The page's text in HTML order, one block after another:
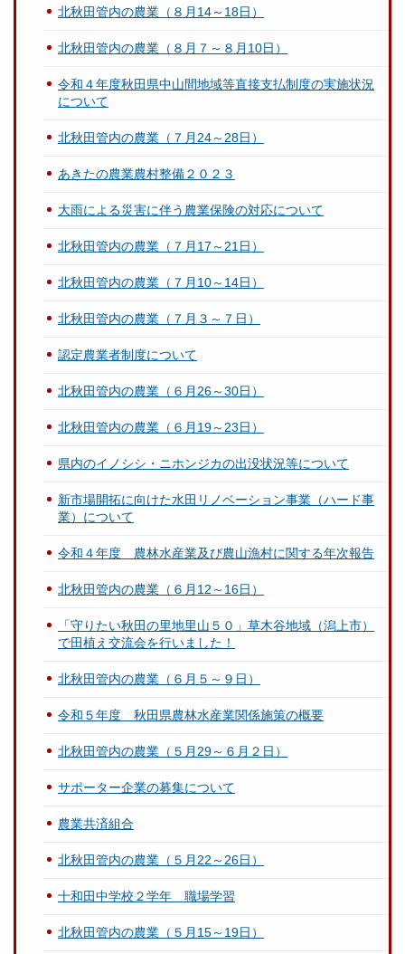
北秋田管内の農業（８月14～18日）
北秋田管内の農業（８月７～８月10日）
令和４年度秋田県中山間地域等直接支払制度の実施状況
について
北秋田管内の農業（７月24～28日）
あきたの農業農村整備２０２３
大雨による災害に伴う農業保険の対応について
北秋田管内の農業（７月17～21日）
北秋田管内の農業（７月10～14日）
北秋田管内の農業（７月３～７日）
認定農業者制度について
北秋田管内の農業（６月26～30日）
北秋田管内の農業（６月19～23日）
県内のイノシシ・ニホンジカの出没状況等について
新市場開拓に向けた水田リノベーション事業（ハード事
業）について
令和４年度 農林水産業及び農山漁村に関する年次報告
北秋田管内の農業（６月12～16日）
「守りたい秋田の里地里山５０」草木谷地域（潟上市）
で田植え交流会を行いました！
北秋田管内の農業（６月５～９日）
令和５年度 秋田県農林水産業関係施策の概要
北秋田管内の農業（５月29～６月２日）
サポーター企業の募集について
農業共済組合
北秋田管内の農業（５月22～26日）
十和田中学校２学年 職場学習
北秋田管内の農業（５月15～19日）